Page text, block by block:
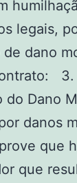
legais,
de dano
3.
do Dano
danos
que
que